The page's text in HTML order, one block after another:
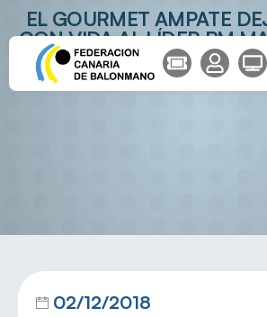
EL GOURMET AMPATE
CON VIDA AL LÍDER BM
32)
02/12/2018